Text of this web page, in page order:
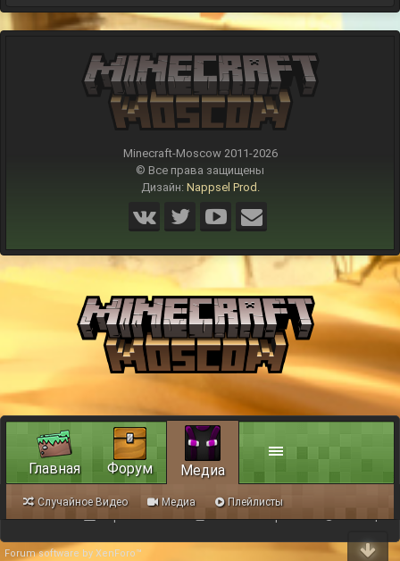
Minecraft-Moscow 2011-2026
© Все права защищены
Дизайн: Nappsel Prod.
Главная Форум Медиа
Случайное Видео Медиа Плейлисты
Обратная связь Условия и правила Помощь
Forum software by XenForo™